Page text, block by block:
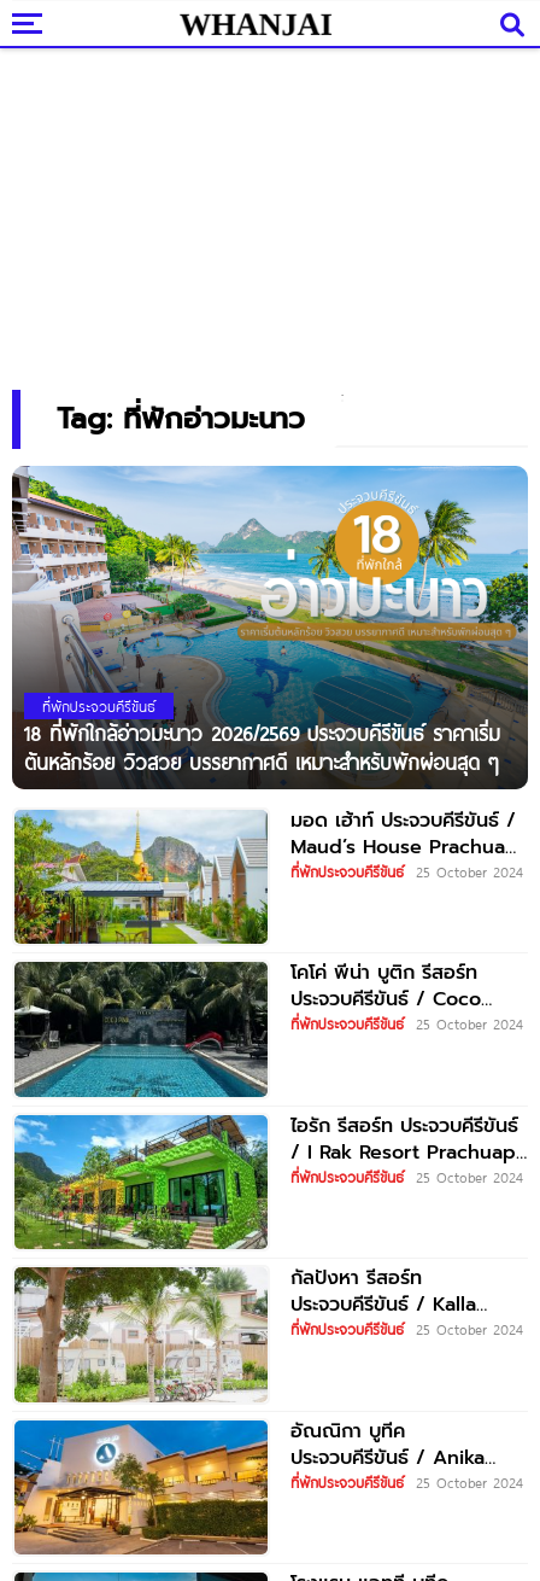
Tag: ที่พักอ่าวมะนาว
ที่พักประจวบคีรีขันธ์
18 ที่พักใกล้อ่าวมะนาว 2026/2569 ประจวบคีรีขันธ์ ราคาเริ่ม
ต้นหลักร้อย วิวสวย บรรยากาศดี เหมาะสำหรับพักผ่อนสุด ๆ
มอด เฮ้าท์ ประจวบคีรีขันธ์ /
Maud’s House Prachuap
Khiri Khan
ที่พักประจวบคีรีขันธ์ 25 October 2024
โคโค่ พีน่า บูติก รีสอร์ท
ประจวบคีรีขันธ์ / Coco
Pina Boutique Resort
ที่พักประจวบคีรีขันธ์ 25 October 2024
ไอรัก รีสอร์ท ประจวบคีรีขันธ์
/ I Rak Resort Prachuap
Khiri Khan
ที่พักประจวบคีรีขันธ์ 25 October 2024
กัลปังหา รีสอร์ท
ประจวบคีรีขันธ์ / Kalla
Pangha Resort Prachuap
ที่พักประจวบคีรีขันธ์ 25 October 2024
อัณณิกา บูทีค
ประจวบคีรีขันธ์ / Anika
Boutique Prachuap Khiri
ที่พักประจวบคีรีขันธ์ 25 October 2024